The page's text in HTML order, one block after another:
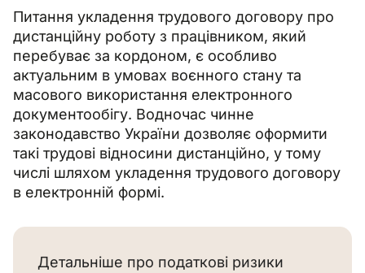
Питання укладення трудового договору про
дистанційну роботу з працівником, який
перебуває за кордоном, є особливо
актуальним в умовах воєнного стану та
масового використання електронного
документообігу. Водночас чинне
законодавство України дозволяє оформити
такі трудові відносини дистанційно, у тому
числі шляхом укладення трудового договору
в електронній формі.
Детальніше про податкові ризики